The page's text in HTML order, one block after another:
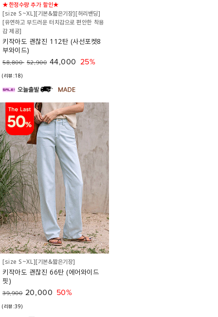
★한정수량 추가 할인★
[size S~XL][기본&짧은기장][허리밴딩]
[유연하고 부드러운 터치감으로 편안한 착용
감 제공]
키작아도 괜찮진 112탄 (사선포켓8
부와이드)
58,800 52,900 44,000 25%
(리뷰:18)
[size S~XL][기본&짧은기장]
키작아도 괜찮진 66탄 (에어와이드
핏)
39,900 20,000 50%
(리뷰:39)